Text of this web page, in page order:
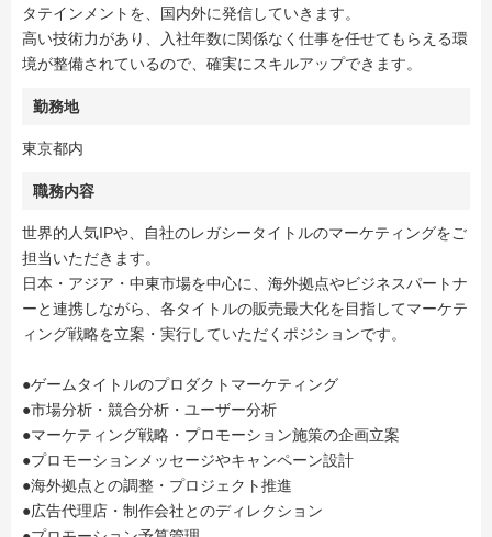
タテインメントを、国内外に発信していきます。
高い技術力があり、入社年数に関係なく仕事を任せてもらえる環
境が整備されているので、確実にスキルアップできます。
勤務地
東京都内
職務内容
世界的人気IPや、自社のレガシータイトルのマーケティングをご
担当いただきます。
日本・アジア・中東市場を中心に、海外拠点やビジネスパートナ
ーと連携しながら、各タイトルの販売最大化を目指してマーケテ
ィング戦略を立案・実行していただくポジションです。
●ゲームタイトルのプロダクトマーケティング
●市場分析・競合分析・ユーザー分析
●マーケティング戦略・プロモーション施策の企画立案
●プロモーションメッセージやキャンペーン設計
●海外拠点との調整・プロジェクト推進
●広告代理店・制作会社とのディレクション